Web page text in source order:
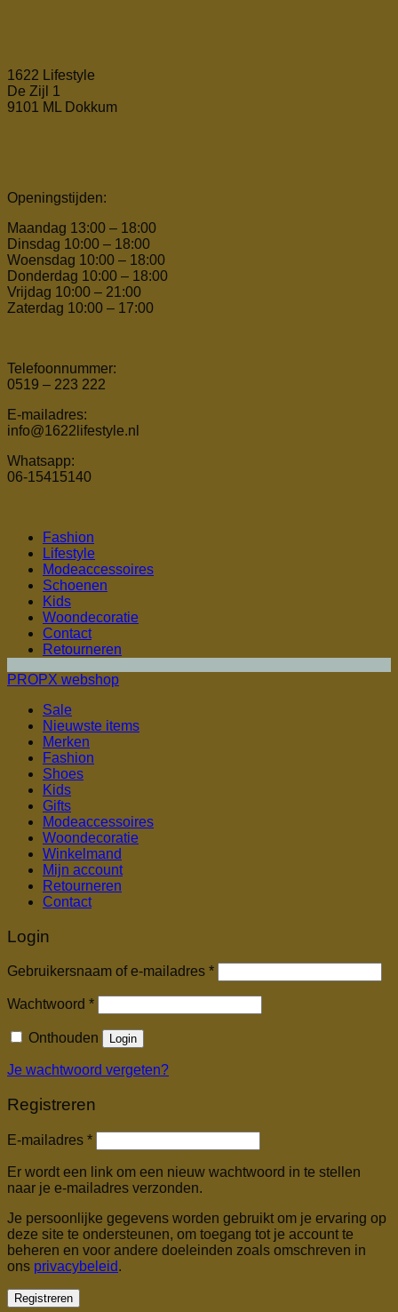
1622 Lifestyle
De Zijl 1
9101 ML Dokkum
Openingstijden:
Maandag 13:00 – 18:00
Dinsdag 10:00 – 18:00
Woensdag 10:00 – 18:00
Donderdag 10:00 – 18:00
Vrijdag 10:00 – 21:00
Zaterdag 10:00 – 17:00
Telefoonnummer:
0519 – 223 222
E-mailadres:
info@1622lifestyle.nl
Whatsapp:
06-15415140
Fashion
Lifestyle
Modeaccessoires
Schoenen
Kids
Woondecoratie
Contact
Retourneren
PROPX webshop
Sale
Nieuwste items
Merken
Fashion
Shoes
Kids
Gifts
Modeaccessoires
Woondecoratie
Winkelmand
Mijn account
Retourneren
Contact
Login
Gebruikersnaam of e-mailadres *Vereist
Wachtwoord *Vereist
Onthouden Login
Je wachtwoord vergeten?
Registreren
E-mailadres *Vereist
Er wordt een link om een nieuw wachtwoord in te stellen
naar je e-mailadres verzonden.
Je persoonlijke gegevens worden gebruikt om je ervaring op
deze site te ondersteunen, om toegang tot je account te
beheren en voor andere doeleinden zoals omschreven in
ons privacybeleid.
Registreren